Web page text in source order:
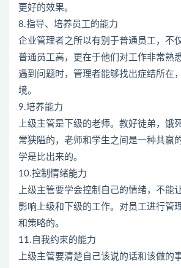
更好的效果。
8.指导、培养员工的能力
企业管理者之所以有别于普通员工，不
普通员工高，更在于他们对工作非常熟
遇到问题时，管理者能够找出症结所在
境。
9.培养能力
上级主管是下级的老师。教好徒弟，饿
常狭隘的，老师和学生之间是一种共赢
学是比出来的。
10.控制情绪能力
上级主管要学会控制自己的情绪，不能
影响上级和下级的工作。对员工进行管
和策略的。
11.自我约束的能力
上级主管要清楚自己该说的话和该做的